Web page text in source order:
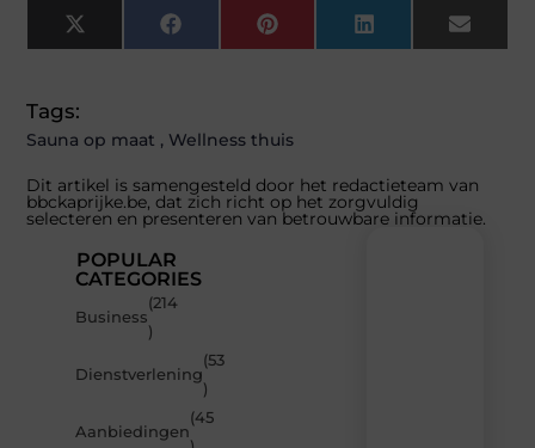
X
(Twitter)
FacebookPinterestLinkedInEmail
Tags:
Sauna op maat , Wellness thuis
Dit artikel is samengesteld door het redactieteam van
bbckaprijke.be, dat zich richt op het zorgvuldig
selecteren en presenteren van betrouwbare informatie.
POPULAR
CATEGORIES
Business
(214
)
Dienstverlening
(53
)
Aanbiedingen
(45